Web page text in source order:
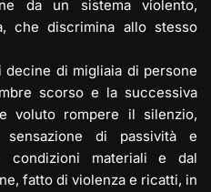
da un sistema violento,
che discrimina allo stesso
di migliaia di persone
scorso e la successiva
voluto rompere il silenzio,
sensazione di passività e
condizioni materiali e dal
fatto di violenza e ricatti, in